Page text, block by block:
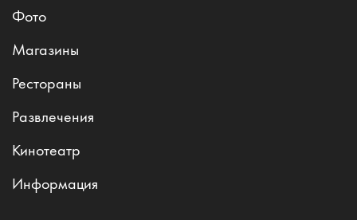
Фото
Магазины
Рестораны
Развлечения
Кинотеатр
Информация